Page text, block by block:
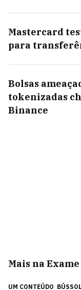
Mastercard
para
Bolsas
tokenizadas
Binance
Mais na Exame
UM CONTEÚDO